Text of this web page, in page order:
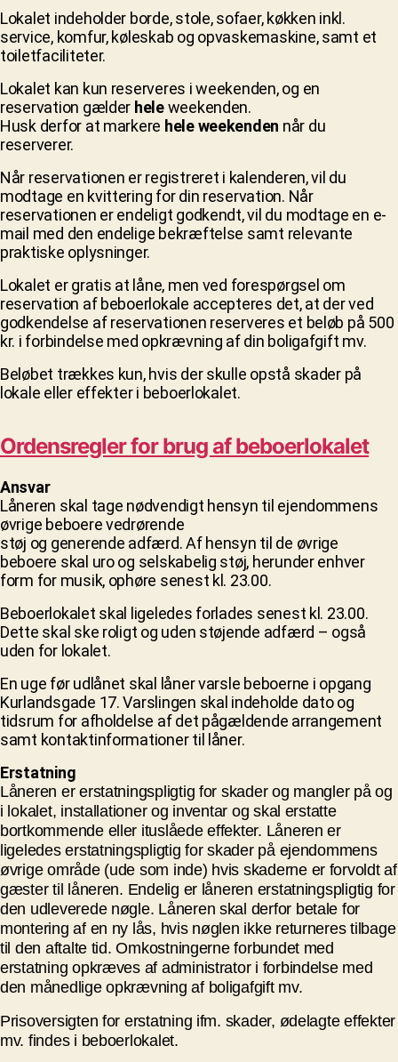
Lokalet indeholder borde, stole, sofaer, køkken inkl.
service, komfur, køleskab og opvaskemaskine, samt et
toiletfaciliteter.
Lokalet kan kun reserveres i weekenden, og en
reservation gælder heleweekenden.
Husk derfor at markere hele weekenden når du
reserverer.
Når reservationen er registreret i kalenderen, vil du
modtage en kvittering for din reservation. Når
reservationen er endeligt godkendt, vil du modtage en e-
mail med den endelige bekræftelse samt relevante
praktiske oplysninger.
Lokalet er gratis at låne, men ved forespørgsel om
reservation af beboerlokale accepteres det, at der ved
godkendelse af reservationen reserveres et beløb på 500
kr. i forbindelse med opkrævning af din boligafgift mv.
Beløbet trækkes kun, hvis der skulle opstå skader på
lokale eller effekter i beboerlokalet.
Ordensregler for brug af beboerlokalet
Ansvar
Låneren skal tage nødvendigt hensyn til ejendommens
øvrige beboere vedrørende
støj og generende adfærd. Af hensyn til de øvrige
beboere skal uro og selskabelig støj, herunder enhver
form for musik, ophøre senest kl. 23.00.
Beboerlokalet skal ligeledes forlades senest kl. 23.00.
Dette skal ske roligt og uden støjende adfærd – også
uden for lokalet.
En uge før udlånet skal låner varsle beboerne i opgang
Kurlandsgade 17. Varslingen skal indeholde dato og
tidsrum for afholdelse af det pågældende arrangement
samt kontaktinformationer til låner.
Erstatning
Låneren er erstatningspligtig for skader og mangler på og
i lokalet, installationer og inventar og skal erstatte
bortkommende eller ituslåede effekter. Låneren er
ligeledes erstatningspligtig for skader på ejendommens
øvrige område (ude som inde) hvis skaderne er forvoldt af
gæster til låneren. Endelig er låneren erstatningspligtig for
den udleverede nøgle. Låneren skal derfor betale for
montering af en ny lås, hvis nøglen ikke returneres tilbage
til den aftalte tid. Omkostningerne forbundet med
erstatning opkræves af administrator i forbindelse med
den månedlige opkrævning af boligafgift mv.
Prisoversigten for erstatning ifm. skader, ødelagte effekter
mv. findes i beboerlokalet.